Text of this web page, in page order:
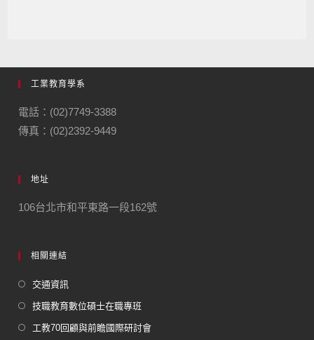
工業教育學系
電話：(02)7749-3388
傳真：(02)2392-9449
地址
106台北市和平東路一段162號
相關連結
交通資訊
技職教育數位碩士在職專班
工教70回顧與前瞻國際研討會